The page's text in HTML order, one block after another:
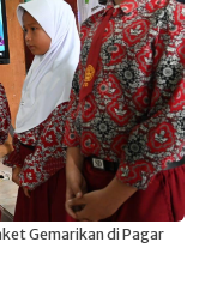
Gemarikan di Pagar